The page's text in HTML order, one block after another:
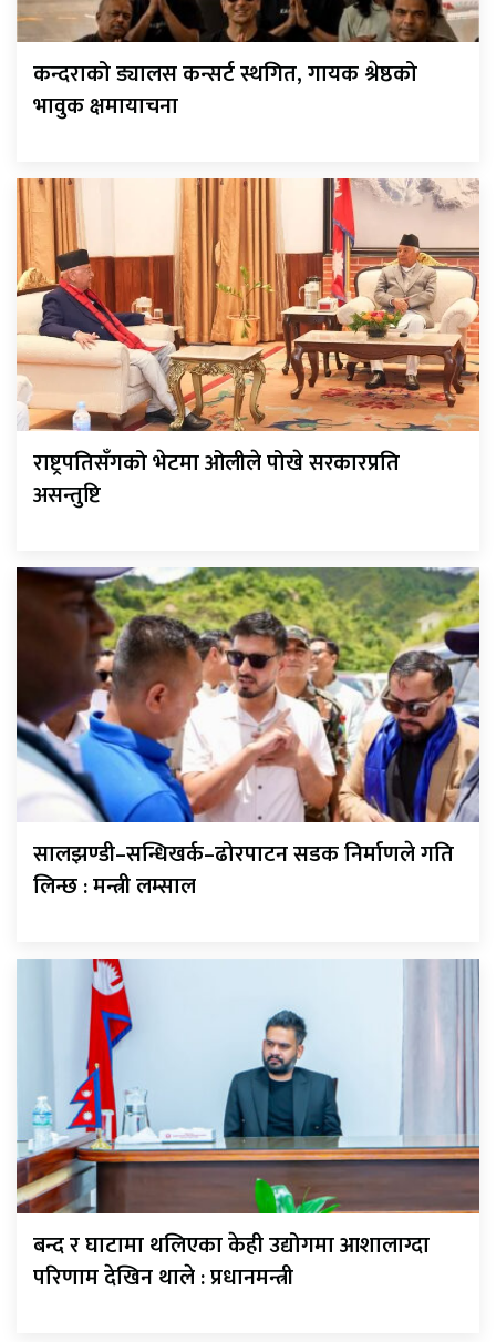
कन्दराको ड्यालस कन्सर्ट स्थगित, गायक श्रेष्ठको
भावुक क्षमायाचना
राष्ट्रपतिसँगको भेटमा ओलीले पोखे सरकारप्रति
असन्तुष्टि
सालझण्डी–सन्धिखर्क–ढोरपाटन सडक निर्माणले गति
लिन्छ : मन्त्री लम्साल
बन्द र घाटामा थलिएका केही उद्योगमा आशालाग्दा
परिणाम देखिन थाले : प्रधानमन्त्री